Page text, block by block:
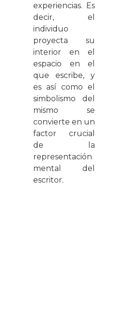
experiencias. Es
decir, el
individuo
proyecta su
interior en el
espacio en el
que escribe, y
es así como el
simbolismo del
mismo se
convierte en un
factor crucial
de la
representación
mental del
escritor.